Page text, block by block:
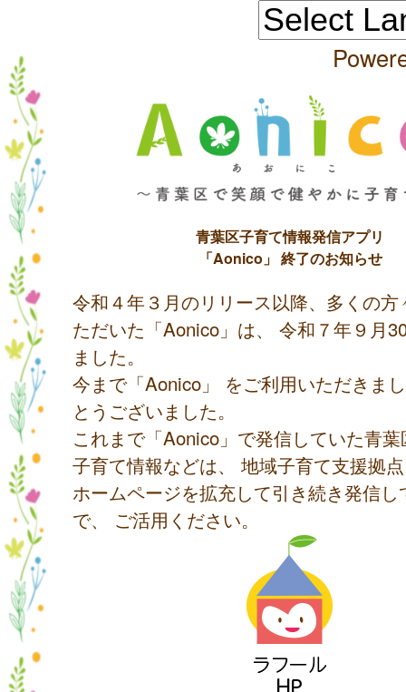
青葉区子育て情報発信アプリ
「Aonico」 終了のお知らせ
令和４年３月のリリース以降、多くの方
ただいた「Aonico」は、 令和７年９月
ました。
今まで「Aonico」 をご利用いただきま
とうございました。
これまで「Aonico」で発信していた青
子育て情報などは、 地域子育て支援拠
ホームページを拡充して引き続き発信し
で、 ご活用ください。